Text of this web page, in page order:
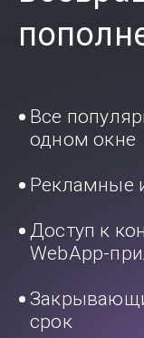
Все
одном окне
Рекламные
Доступ к
WebApp-
срок